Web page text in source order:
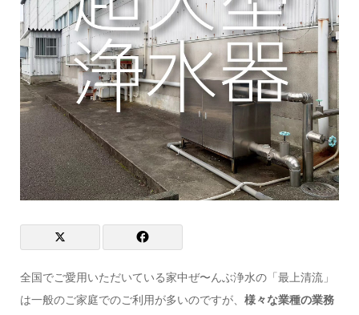
全国でご愛用いただいている家中ぜ〜んぶ浄水の「最上清流」
は一般のご家庭でのご利用が多いのですが、 様々な業種の業務